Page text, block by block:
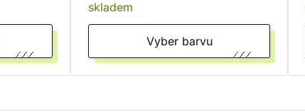
skladem
Vyber barvu